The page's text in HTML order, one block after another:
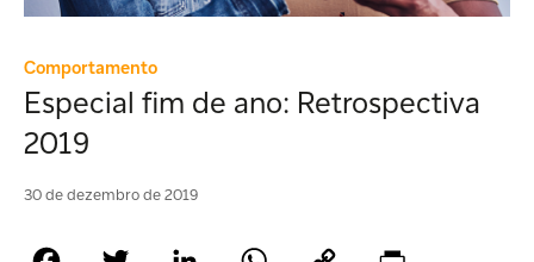
Comportamento
Especial fim de ano: Retrospectiva
2019
30 de dezembro de 2019
Facebook Twitter LinkedIn WhatsAppCopy